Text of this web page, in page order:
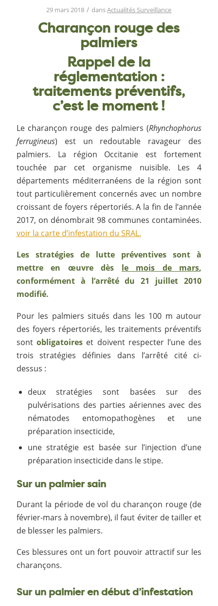
29 mars 2018 / dansActualités Surveillance
Charançon rouge des
palmiers
Rappel de la
réglementation :
traitements préventifs,
c’est le moment !
Le charançon rouge des palmiers (Rhynchophorus
ferrugineus) est un redoutable ravageur des
palmiers. La région Occitanie est fortement
touchée par cet organisme nuisible. Les 4
départements méditerranéens de la région sont
tout particulièrement concernés avec un nombre
croissant de foyers répertoriés. A la fin de l’année
2017, on dénombrait 98 communes contaminées.
voir la carte d’infestation du SRAL.
Les stratégies de lutte préventives sont à
mettre en œuvre dès le mois de mars,
conformément à l’arrêté du 21 juillet 2010
modifié.
Pour les palmiers situés dans les 100 m autour
des foyers répertoriés, les traitements préventifs
sont obligatoireset doivent respecter l’une des
trois stratégies définies dans l’arrêté cité ci-
dessus :
deux stratégies sont basées sur des
pulvérisations des parties aériennes avec des
nématodes entomopathogènes et une
préparation insecticide,
une stratégie est basée sur l’injection d’une
préparation insecticide dans le stipe.
Sur un palmier sain
Durant la période de vol du charançon rouge (de
février-mars à novembre), il faut éviter de tailler et
de blesser les palmiers.
Ces blessures ont un fort pouvoir attractif sur les
charançons.
Sur un palmier en début d’infestation